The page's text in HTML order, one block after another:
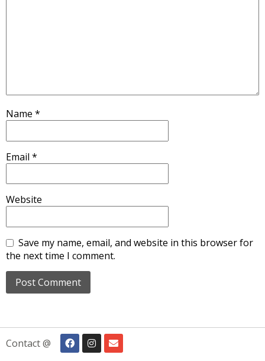
Name *
Email *
Website
Save my name, email, and website in this browser for
the next time I comment.
Contact @